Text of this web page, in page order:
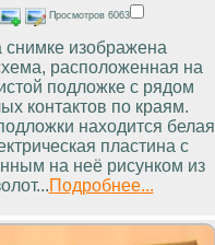
Просмотров 6063
снимке изображена
расположенная на
подложке с рядом
контактов по краям.
находится белая
пластина с
на неё рисунком из
Подробнее...